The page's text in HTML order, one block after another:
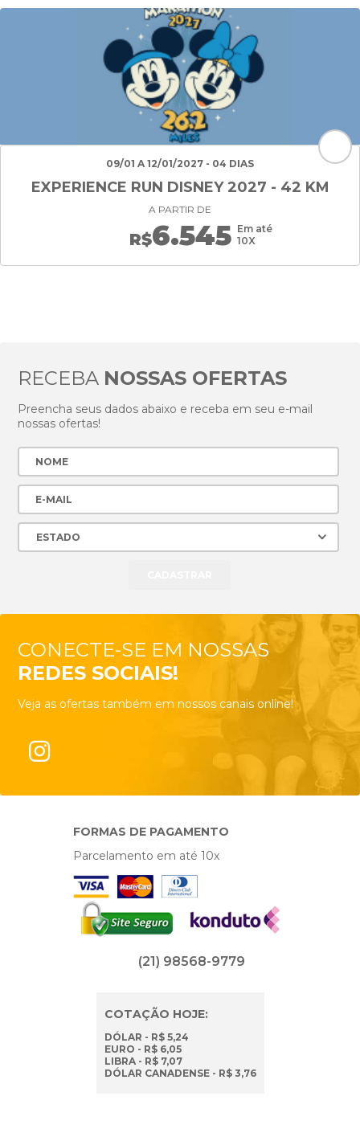
09/01 A 12/01/2027 - 04 DIAS
EXPERIENCE RUN DISNEY 2027 - 42 KM
A PARTIR DE
R$6.545 Em até
10X
RECEBA NOSSAS OFERTAS
Preencha seus dados abaixo e receba em seu e-mail
nossas ofertas!
CONECTE-SE EM NOSSAS
REDES SOCIAIS!
Veja as ofertas também em nossos canais online!
FORMAS DE PAGAMENTO
Parcelamento em até 10x
(21) 98568-9779
COTAÇÃO HOJE:
DÓLAR - R$ 5,24
EURO - R$ 6,05
LIBRA - R$ 7,07
DÓLAR CANADENSE - R$ 3,76